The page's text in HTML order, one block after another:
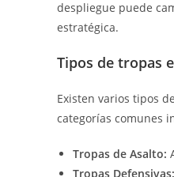
despliegue puede
estratégica.
Tipos de tropas
Existen varios tipos
categorías comunes
Tropas de Asalto:
Tropas Defensivas: